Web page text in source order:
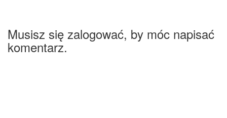
Musisz się zalogować, by móc napisać
komentarz.